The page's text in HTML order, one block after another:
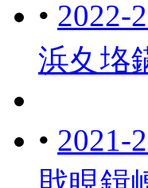
• 2022-
浜夊垎
• 2021-